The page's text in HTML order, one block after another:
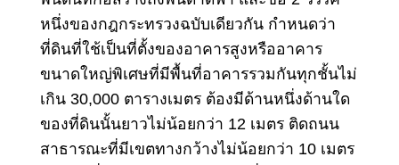
หนึ่งของกฎกระทรวงฉบับเดียวกัน กำหนดว่า
ที่ดินที่ใช้เป็นที่ตั้งของอาคารสูงหรืออาคาร
ขนาดใหญ่พิเศษที่มีพื้นที่อาคารรวมกันทุกชั้นไม่
เกิน 30,000 ตารางเมตร ต้องมีด้านหนึ่งด้านใด
ของที่ดินนั้นยาวไม่น้อยกว่า 12 เมตร ติดถนน
สาธารณะที่มีเขตทางกว้างไม่น้อยกว่า 10 เมตร